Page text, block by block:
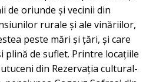
de oriunde și vecinii din
rurale și ale vinăriilor,
peste mări și țări, și care
plină de suflet. Printre locațiile
din Rezervația cultural-